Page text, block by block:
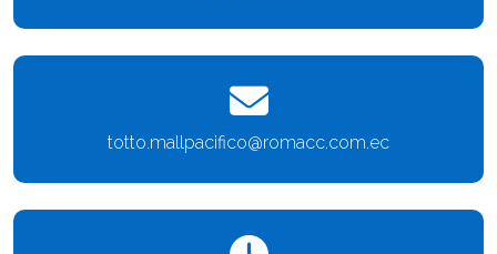
totto.mallpacifico@romacc.com.ec